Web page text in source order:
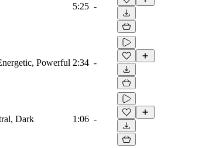
5:25 -
Powerful 2:34 -
Dark 1:06 -